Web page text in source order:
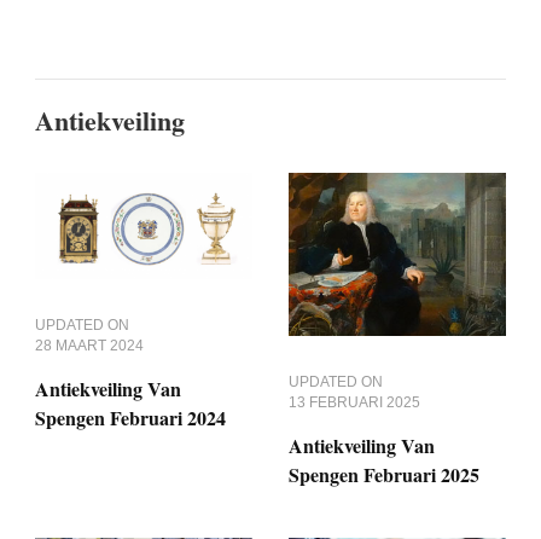
Antiekveiling
UPDATED ON
28 MAART 2024
Antiekveiling Van
Spengen Februari 2024
UPDATED ON
13 FEBRUARI 2025
Antiekveiling Van
Spengen Februari 2025